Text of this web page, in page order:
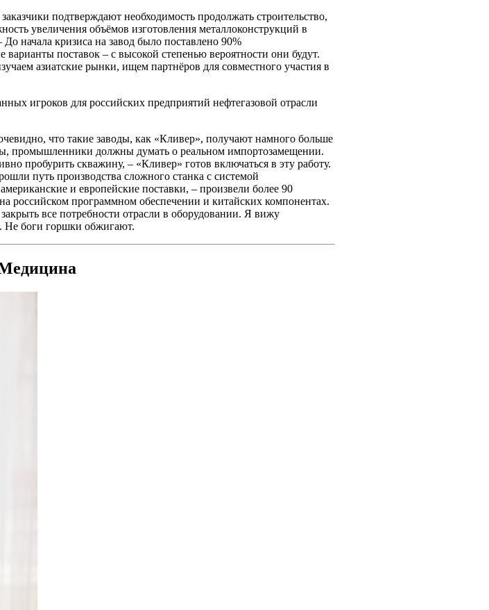
подтверждают необходимость продолжать строительство,
увеличения объёмов изготовления металлоконструкций в
начала кризиса на завод было поставлено 90%
поставок – с высокой степенью вероятности они будут.
азиатские рынки, ищем партнёров для совместного участия в
игроков для российских предприятий нефтегазовой отрасли
что такие заводы, как «Кливер», получают намного больше
промышленники должны думать о реальном импортозамещении.
пробурить скважину, – «Кливер» готов включаться в эту работу.
путь производства сложного станка с системой
и европейские поставки, – произвели более 90
российском программном обеспечении и китайских компонентах.
все потребности отрасли в оборудовании. Я вижу
Не боги горшки обжигают.